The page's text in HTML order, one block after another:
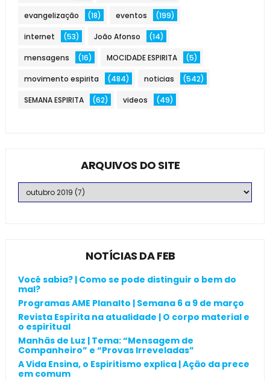
evangelização (18) eventos (199)
internet (53) João Afonso (14)
mensagens (16) MOCIDADE ESPIRITA (5)
movimento espirita (484) noticias (542)
SEMANA ESPIRITA (62) videos (49)
ARQUIVOS DO SITE
NOTÍCIAS DA FEB
Você sabia? | Como se pode distinguir o bem do
mal?
Programas AME Planalto | Semana 6 a 9 de março
Revista Espírita na atualidade | O corpo material e
o espiritual
Manhãs de Luz | Tema: “Mensagem de
Companheiro” e “Provas Irreveladas”
A Vida Ensina, o Espiritismo explica | Ação da prece
em comum